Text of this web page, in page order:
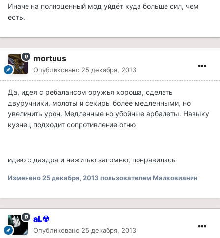
Иначе на полноценный мод уйдёт куда больше сил, чем
есть.
mortuus
Опубликовано 25 декабря, 2013
Да, идея с ребалансом оружья хороша, сделать
двуручники, молоты и секиры более медленными, но
увеличить урон. Медленные но убойные арбалеты. Навыку
кузнец подходит сопротивление огню
идею с даэдра и нежитью запомню, понравилась
Изменено 25 декабря, 2013 пользователем Малковианин
aL☢
Опубликовано 25 декабря, 2013